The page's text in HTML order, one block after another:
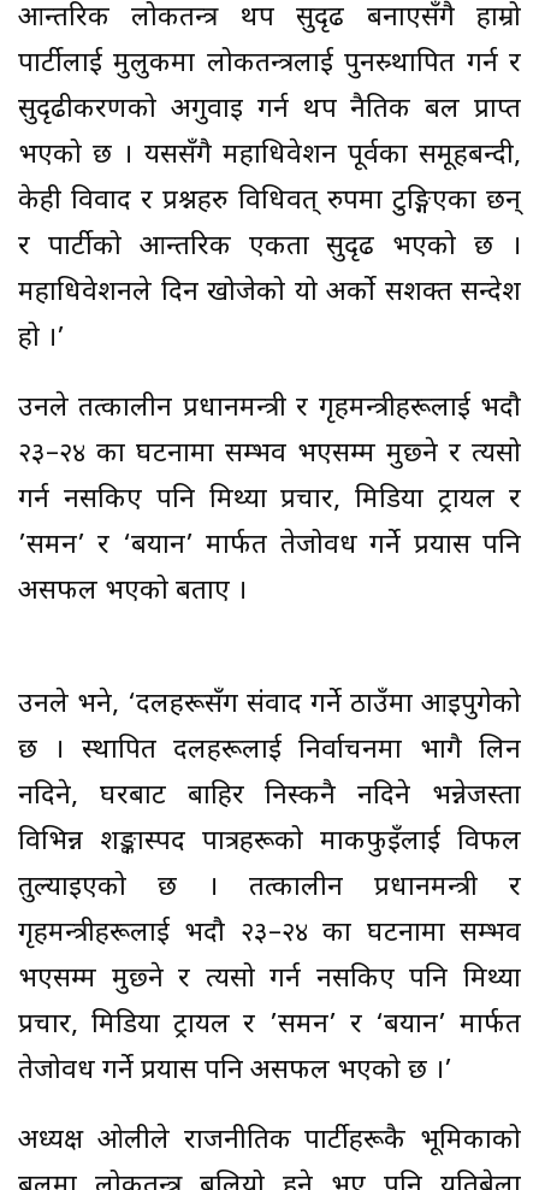
आन्तरिक लोकतन्त्र थप सुदृढ बनाएसँगै हाम्रो
पार्टीलाई मुलुकमा लोकतन्त्रलाई पुनस्र्थापित गर्न र
सुदृढीकरणको अगुवाइ गर्न थप नैतिक बल प्राप्त
भएको छ । यससँगै महाधिवेशन पूर्वका समूहबन्दी,
केही विवाद र प्रश्नहरु विधिवत् रुपमा टुङ्गिएका छन्
र पार्टीको आन्तरिक एकता सुदृढ भएको छ ।
महाधिवेशनले दिन खोजेको यो अर्को सशक्त सन्देश
हो ।’
उनले तत्कालीन प्रधानमन्त्री र गृहमन्त्रीहरूलाई भदौ
२३–२४ का घटनामा सम्भव भएसम्म मुछ्ने र त्यसो
गर्न नसकिए पनि मिथ्या प्रचार, मिडिया ट्रायल र
’समन’ र ‘बयान’ मार्फत तेजोवध गर्ने प्रयास पनि
असफल भएको बताए ।
उनले भने, ‘दलहरूसँग संवाद गर्ने ठाउँमा आइपुगेको
छ । स्थापित दलहरूलाई निर्वाचनमा भागै लिन
नदिने, घरबाट बाहिर निस्कनै नदिने भन्नेजस्ता
विभिन्न शङ्कास्पद पात्रहरूको माकफुइँलाई विफल
तुल्याइएको छ । तत्कालीन प्रधानमन्त्री र
गृहमन्त्रीहरूलाई भदौ २३–२४ का घटनामा सम्भव
भएसम्म मुछ्ने र त्यसो गर्न नसकिए पनि मिथ्या
प्रचार, मिडिया ट्रायल र ’समन’ र ‘बयान’ मार्फत
तेजोवध गर्ने प्रयास पनि असफल भएको छ ।’
अध्यक्ष ओलीले राजनीतिक पार्टीहरूकै भूमिकाको